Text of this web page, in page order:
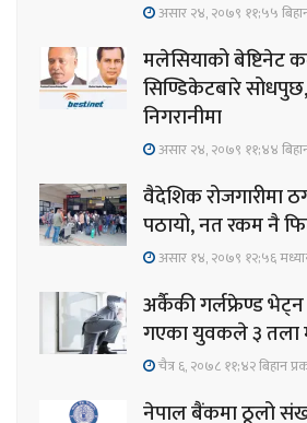
असार २४, २०७९ ११;५५
मलेसियाको बेष्टिनेट
सिण्डिकेटबारे
निगरानीमा
असार २४, २०७९ ११;४४
वैदेशिक रोजगारीमा
पठायो, नत रकम नै
असार १४, २०७९ १२;५६
अर्कैकी गर्लफ्रेण्ड
गएका युवकले ३ तला
चैत्र ६, २०७८ ११;४२ बिहान
नेपाल बैंकमा ठूलो